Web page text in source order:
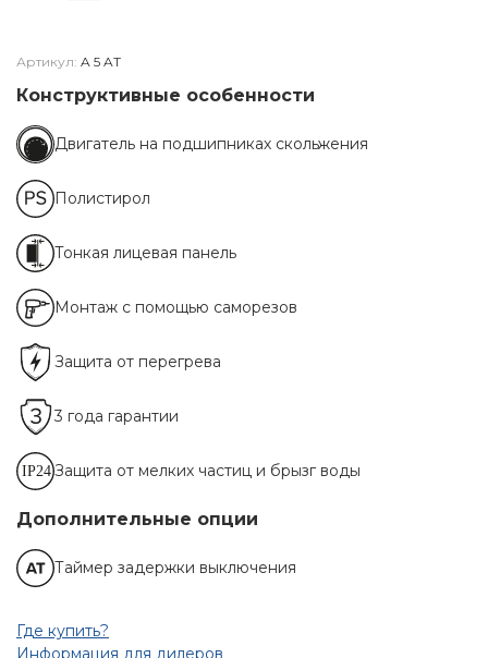
Артикул: A 5 AT
Конструктивные особенности
Двигатель на подшипниках скольжения
Полистирол
Тонкая лицевая панель
Монтаж с помощью саморезов
Защита от перегрева
3 года гарантии
Защита от мелких частиц и брызг воды
Дополнительные опции
Таймер задержки выключения
Где купить?
Информация для дилеров